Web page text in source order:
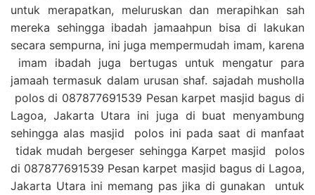
untuk merapatkan, meluruskan dan merapihkan sah
mereka sehingga ibadah jamaahpun bisa di lakukan
secara sempurna, ini juga mempermudah imam, karena
imam ibadah juga bertugas untuk mengatur para
jamaah termasuk dalam urusan shaf. sajadah musholla
polos di 087877691539 Pesan karpet masjid bagus di
Lagoa, Jakarta Utara ini juga di buat menyambung
sehingga alas masjid polos ini pada saat di manfaat
tidak mudah bergeser sehingga Karpet masjid polos
di 087877691539 Pesan karpet masjid bagus di Lagoa,
Jakarta Utara ini memang pas jika di gunakan untuk